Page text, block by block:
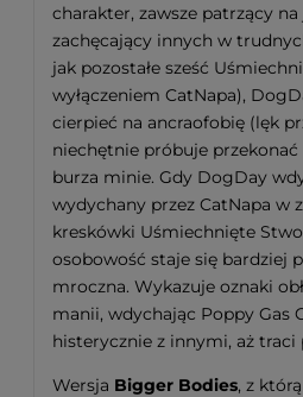
charakter, zawsze patrzący
zachęcający innych w
jak pozostałe sześć
wyłączeniem CatNapa),
cierpieć na ancraofobię (lęk
niechętnie próbuje
burza minie. Gdy DogDay
wydychany przez CatNapa w
kreskówki Uśmiechnięte
osobowość staje się bardziej
mroczna. Wykazuje oznaki
manii, wdychając Poppy Gas
histerycznie z innymi, aż traci
Wersja Bigger Bodies, z